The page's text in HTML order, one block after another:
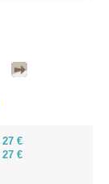
27 €
27 €